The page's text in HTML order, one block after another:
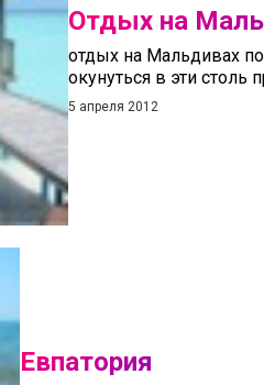
Отдых на
отдых на Мальдивах
окунуться в эти столь
5 апреля 2012
Евпатория